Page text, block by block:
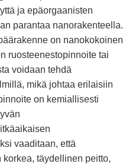
ja epäorgaanisten
parantaa nanorakenteella.
on nanokokoinen
ruosteenestopinnoite tai
voidaan tehdä
mikä johtaa erilaisiin
on kemiallisesti
vaaditaan, että
täydellinen peitto,